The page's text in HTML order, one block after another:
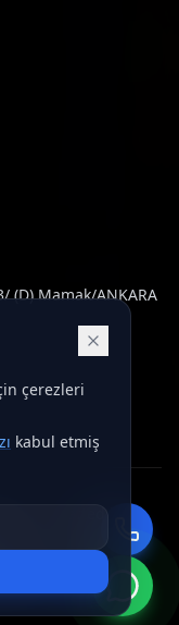
(D) Mamak/ANKARA
crafted by
çerezleri
kabul etmiş